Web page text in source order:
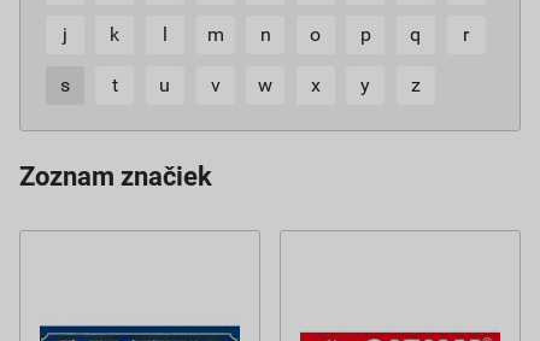
j k m n o p q r
s t u v w x y z
Zoznam značiek